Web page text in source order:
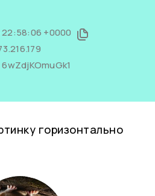
+0000
6wZdjKOmuGk1
горизонтально